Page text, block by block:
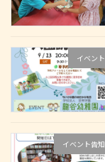
イベント
イベント告知